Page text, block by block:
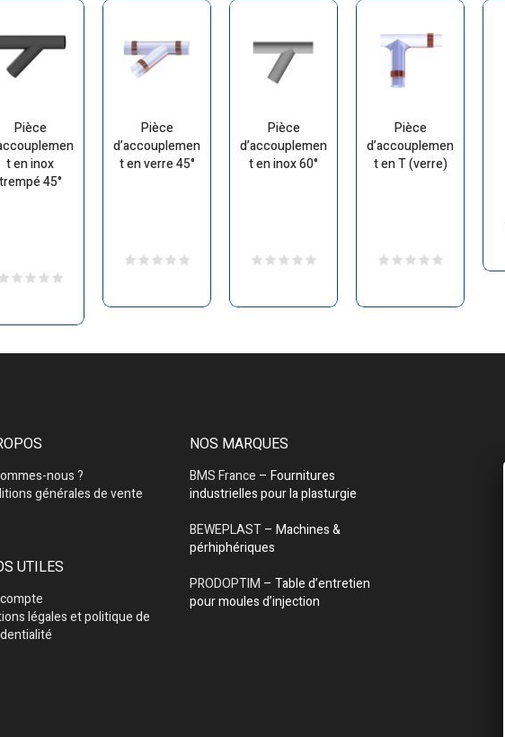
Pièce
t en inox
trempé 45°
Pièce
d’accouplemen
t en verre 45°
Pièce
d’accouplemen
t en inox 60°
Pièce
d’accouplemen
t en T (verre)
nous ?
générales de vente
UTILES
légales et politique de
NOS MARQUES
BMS France – Fournitures
industrielles pour la plasturgie
BEWEPLAST– Machines &
pérhiphériques
PRODOPTIM – Table d’entretien
pour moules d’injection